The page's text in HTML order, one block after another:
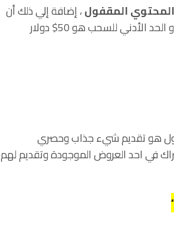
، إضافة إلي ذلك أن
للسحب هو 50$ دولار
هو تقديم شيء جذاب وحصري
في احد العروض الموجودة وتقديم لهم